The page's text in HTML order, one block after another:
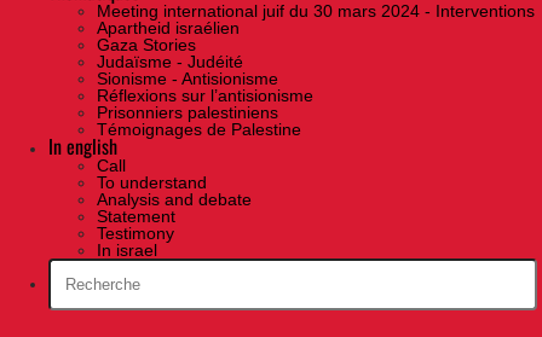
Meeting international juif du 30 mars 2024 - Interventions
Apartheid israélien
Gaza Stories
Judaïsme - Judéité
Sionisme - Antisionisme
Réflexions sur l’antisionisme
Prisonniers palestiniens
Témoignages de Palestine
In english
Call
To understand
Analysis and debate
Statement
Testimony
In israel